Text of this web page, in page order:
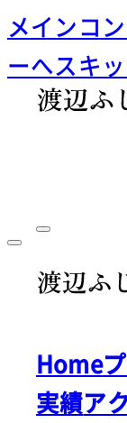
メインコ
ーへスキ
Home
実績ア